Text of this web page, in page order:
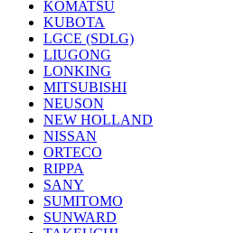
KOMATSU
KUBOTA
LGCE (SDLG)
LIUGONG
LONKING
MITSUBISHI
NEUSON
NEW HOLLAND
NISSAN
ORTECO
RIPPA
SANY
SUMITOMO
SUNWARD